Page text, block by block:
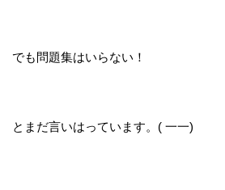
でも問題集はいらない！
とまだ言いはっています。( 一一)